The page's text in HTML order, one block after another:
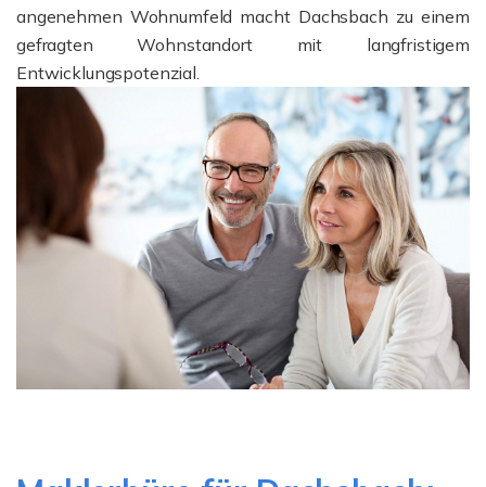
angenehmen Wohnumfeld macht Dachsbach zu einem
gefragten Wohnstandort mit langfristigem
Entwicklungspotenzial.